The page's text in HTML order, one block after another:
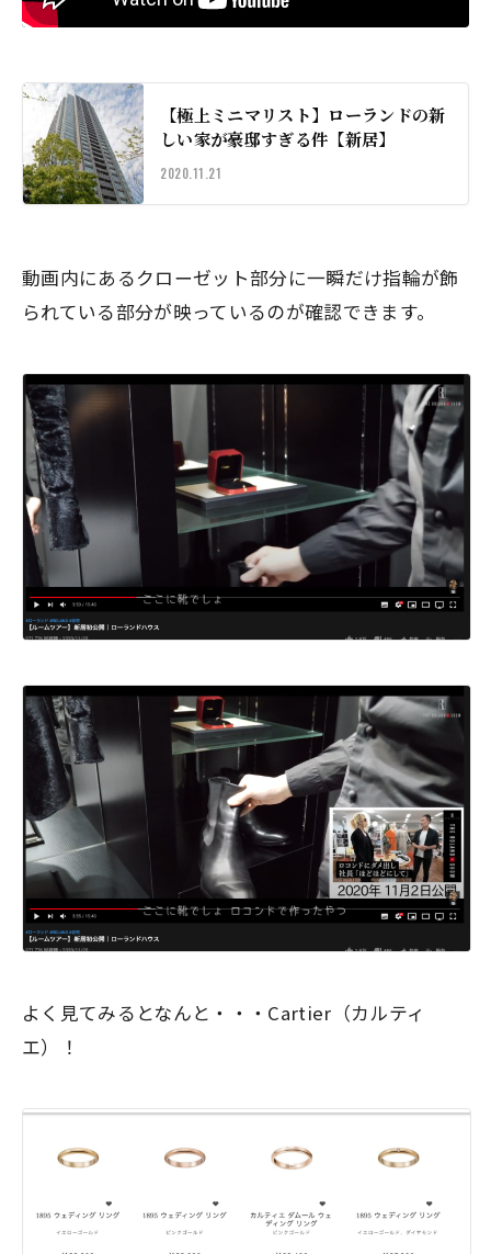
【極上ミニマリスト】ローランドの新
しい家が豪邸すぎる件【新居】
2020.11.21
動画内にあるクローゼット部分に一瞬だけ指輪が飾
られている部分が映っているのが確認できます。
よく見てみるとなんと・・・ Cartier（カルティ
エ）！